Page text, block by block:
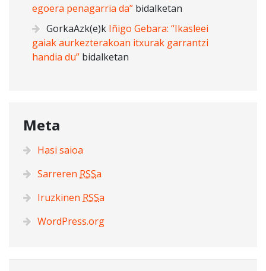
egoera penagarria da” bidalketan
GorkaAzk(e)k Iñigo Gebara: “Ikasleei
gaiak aurkezterakoan itxurak garrantzi
handia du” bidalketan
Meta
Hasi saioa
Sarreren RSSa
Iruzkinen RSSa
WordPress.org